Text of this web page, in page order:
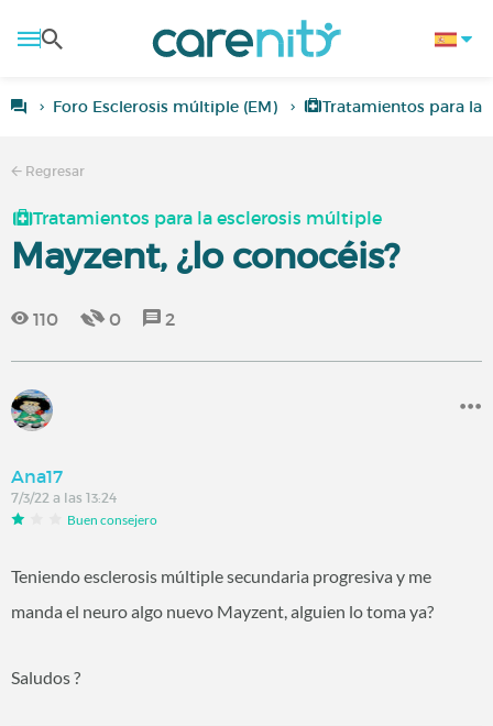
Foro Esclerosis múltiple (EM) Tratamientos para la
Regresar
Tratamientos para la esclerosis múltiple
Mayzent, ¿lo conocéis?
110 0 2
Ana17
7/3/22 a las 13:24
Buen consejero
Teniendo esclerosis múltiple secundaria progresiva y me
manda el neuro algo nuevo Mayzent, alguien lo toma ya?
Saludos ?